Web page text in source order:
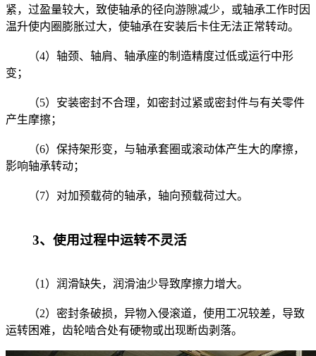
紧，过盈量较大，致使轴承的径向游隙减少，或轴承工作时因
温升使内圈膨胀过大，使轴承在安装后卡住无法正常转动。
（4）轴颈、轴肩、轴承座的制造精度过低或运行中形
变；
（5）安装密封不合理，如密封过紧或密封件与有关零件
产生摩擦；
（6）保持架形变，与轴承套圈或滚动体产生大的摩擦，
影响轴承转动；
（7）对加预载荷的轴承，轴向预载荷过大。
3、使用过程中运转不灵活
（1）润滑缺失，润滑油少导致摩擦力增大。
（2）密封条破损，异物入侵滚道，使用工况较差，导致
运转困难，齿轮啮合处有硬物或出现断齿剥落。